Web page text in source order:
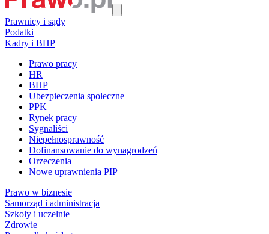
Prawnicy i sądy
Podatki
Kadry i BHP
Prawo pracy
HR
BHP
Ubezpieczenia społeczne
PPK
Rynek pracy
Sygnaliści
Niepełnosprawność
Dofinansowanie do wynagrodzeń
Orzeczenia
Nowe uprawnienia PIP
Prawo w biznesie
Samorząd i administracja
Szkoły i uczelnie
Zdrowie